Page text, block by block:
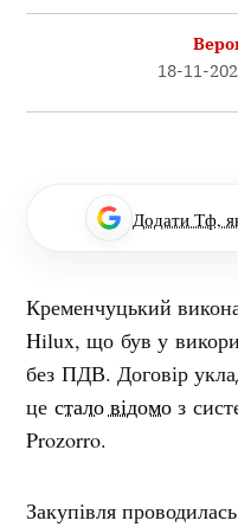
18-11-
Додати Тф,
Кременчуцький
Hilux, що був у
без ПДВ. Договір
цестало відомо з
Prozorro.
Закупівля